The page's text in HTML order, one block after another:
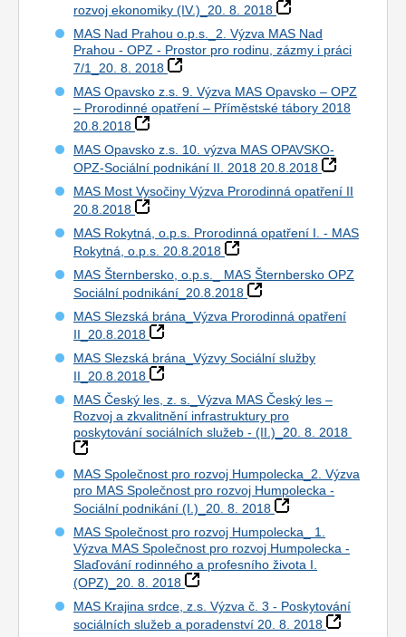
rozvoj ekonomiky (IV.)_20. 8. 2018
MAS Nad Prahou o.p.s._2. Výzva MAS Nad
Prahou - OPZ - Prostor pro rodinu, zázmy i práci
7/1_20. 8. 2018
MAS Opavsko z.s. 9. Výzva MAS Opavsko – OPZ
– Prorodinné opatření – Příměstské tábory 2018
20.8.2018
MAS Opavsko z.s. 10. výzva MAS OPAVSKO-
OPZ-Sociální podnikání II. 2018 20.8.2018
MAS Most Vysočiny Výzva Prorodinná opatření II
20.8.2018
MAS Rokytná, o.p.s. Prorodinná opatření I. - MAS
Rokytná, o.p.s. 20.8.2018
MAS Šternbersko, o.p.s._ MAS Šternbersko OPZ
Sociální podnikání_20.8.2018
MAS Slezská brána_Výzva Prorodinná opatření
II_20.8.2018
MAS Slezská brána_Výzvy Sociální služby
II_20.8.2018
MAS Český les, z. s._Výzva MAS Český les –
Rozvoj a zkvalitnění infrastruktury pro
poskytování sociálních služeb - (II.)_20. 8. 2018
MAS Společnost pro rozvoj Humpolecka_2. Výzva
pro MAS Společnost pro rozvoj Humpolecka -
Sociální podnikání (I.)_20. 8. 2018
MAS Společnost pro rozvoj Humpolecka_ 1.
Výzva MAS Společnost pro rozvoj Humpolecka -
Slaďování rodinného a profesního života I.
(OPZ)_20. 8. 2018
MAS Krajina srdce, z.s. Výzva č. 3 - Poskytování
sociálních služeb a poradenství 20. 8. 2018